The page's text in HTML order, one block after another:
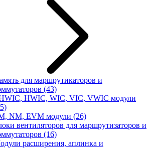
для маршрутикаторов и
(43)
HWIC, WIC, VIC, VWIC модули
NM, EVM модули (26)
вентиляторов для маршрутизаторов и
(16)
расширения, аплинка и